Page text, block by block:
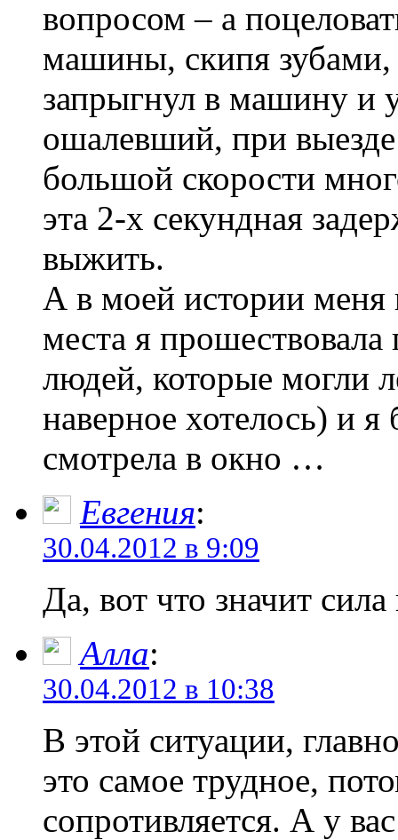
вопросом – а
машины, скипя
запрыгнул в машину и
ошалевший, при
большой скорости
эта 2-х секундная
выжить.
А в моей истории меня
места я
людей, которые могли
наверное хотелось) и
смотрела в окно …
Евгения:
30.04.2012 в 9:09
Да, вот что значит
Алла:
30.04.2012 в 10:38
В этой ситуации,
это самое трудное,
сопротивляется. А у